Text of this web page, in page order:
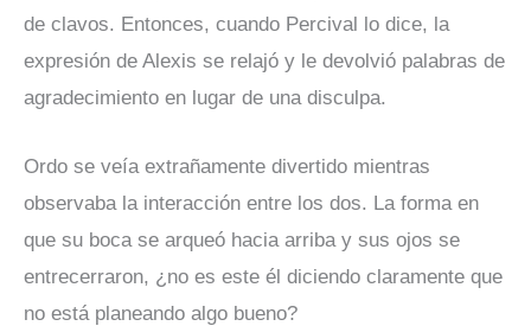
de clavos. Entonces, cuando Percival lo dice, la
expresión de Alexis se relajó y le devolvió palabras de
agradecimiento en lugar de una disculpa.
Ordo se veía extrañamente divertido mientras
observaba la interacción entre los dos. La forma en
que su boca se arqueó hacia arriba y sus ojos se
entrecerraron, ¿no es este él diciendo claramente que
no está planeando algo bueno?